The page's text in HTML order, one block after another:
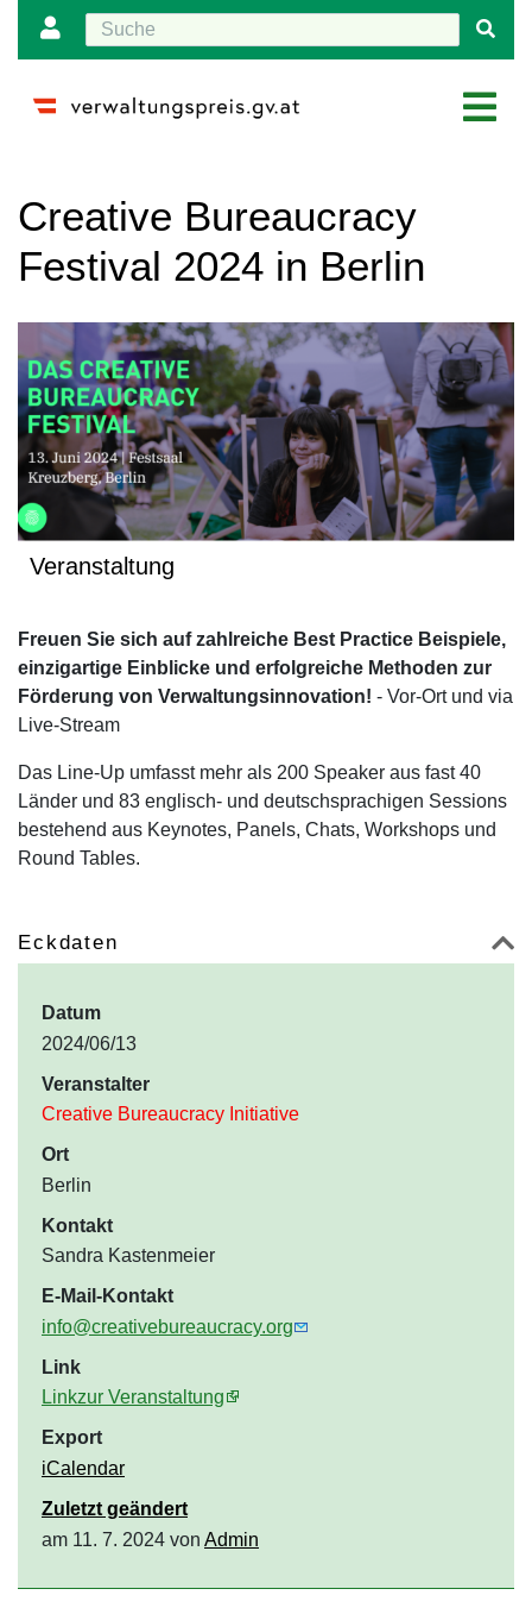
Creative Bureaucracy
Festival 2024 in Berlin
Veranstaltung
Freuen Sie sich auf zahlreiche Best Practice Beispiele,
einzigartige Einblicke und erfolgreiche Methoden zur
Förderung von Verwaltungsinnovation! - Vor-Ort und via
Live-Stream
Das Line-Up umfasst mehr als 200 Speaker aus fast 40
Länder und 83 englisch- und deutschsprachigen Sessions
bestehend aus Keynotes, Panels, Chats, Workshops und
Round Tables.
Eckdaten
Datum
2024/06/13
Veranstalter
Creative Bureaucracy Initiative
Ort
Berlin
Kontakt
Sandra Kastenmeier
E-Mail-Kontakt
info@creativebureaucracy.org
Link
Linkzur Veranstaltung
Export
iCalendar
Zuletzt geändert
am 11. 7. 2024 von Admin